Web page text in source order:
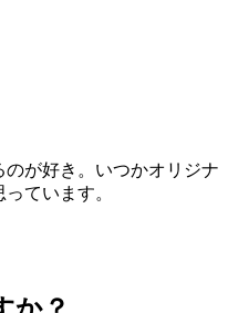
が好き。いつかオリジナ
ています。